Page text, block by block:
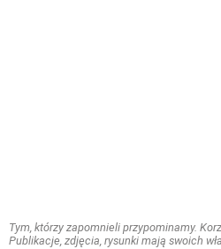
Tym, którzy zapomnieli przypominamy.
Publikacje, zdjęcia, rysunki mają swoich